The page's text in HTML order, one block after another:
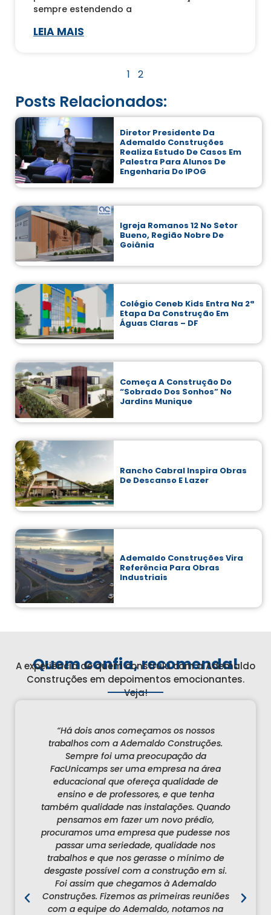
sempre estendendo a
LEIA MAIS
1 2
Posts Relacionados:
Diretor Presidente Da
Ademaldo Construções
Realiza Estudo De Casos Em
Palestra Para Alunos De
Engenharia Do IPOG
Igreja Romanos 12 No Setor
Bueno, Região Nobre De
Goiânia
Colégio Ceneb Kids Entra Na 2ª
Etapa Da Construção Em
Águas Claras – DF
Começa A Construção Do
“sobrado Dos Sonhos” No
Jardins Munique
Rancho Cabral Inspira Obras
De Descanso E Lazer
Ademaldo Construções Vira
Referência Para Obras
Industriais
Quem confia, recomenda!
A experiência de quem construiu com a Ademaldo
Construções em depoimentos emocionantes.
Veja!
“Há dois anos começamos os nossos
trabalhos com a Ademaldo Construções.
Sempre foi uma preocupação da
FacUnicamps ser uma empresa na área
educacional que ofereça qualidade de
ensino e de professores, e que tenha
também qualidade nas instalações. Quando
pensamos em fazer um novo prédio,
procuramos uma empresa que pudesse nos
passar uma seriedade, qualidade nos
trabalhos e que nos gerasse o mínimo de
desgaste possível com a construção em si.
Foi assim que chegamos à Ademaldo
Construções. Fizemos as primeiras reuniões
com a equipe do Ademaldo, notamos na